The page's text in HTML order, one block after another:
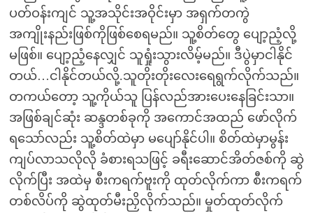
ပတ်ဝန်းကျင် သူ့အသိုင်းအဝိုင်းမှာ အရှက်တကွဲ
အကျိုးနည်းဖြစ်ကိုဖြစ်စေရမည်။ သူ့စိတ်တွေ ပျော့ညံ့လို့
မဖြစ်။ ပျော့ညံ့နေလျှင် သူရှုံးသွားလိမ့်မည်။ ဒီပွဲမှာငါနိုင်
တယ်…ငါနိုင်တယ်လို့.သူတိုးတိုးလေးရေရွက်လိုက်သည်။
တကယ်တော့ သူ့ကိုယ်သူ ပြန်လည်အားပေးနေခြင်းသာ။
အဖြစ်ချင်ဆုံး ဆန္ဒတစ်ခုကို အကောင်အထည် ဖော်လိုက်
ရသော်လည်း သူ့စိတ်ထဲမှာ မပျော်နိုင်ပါ။ စိတ်ထဲမှာမွန်း
ကျပ်လာသလိုလို ခံစားရသဖြင့် ခရီးဆောင်အိတ်ဇစ်ကို ဆွဲ
လိုက်ပြီး အထဲမှ စီးကရက်ဗူးကို ထုတ်လိုက်ကာ စီးကရက်
တစ်လိပ်ကို ဆွဲထုတ်မီးညှိလိုက်သည်။ မှုတ်ထုတ်လိုက်